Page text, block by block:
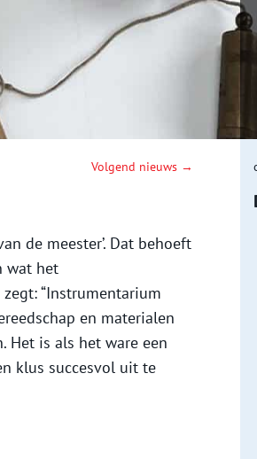
Volgend nieuws →
de meester’. Dat behoeft
wat het
“Instrumentarium
en materialen
Het is als het ware een
klus succesvol uit te